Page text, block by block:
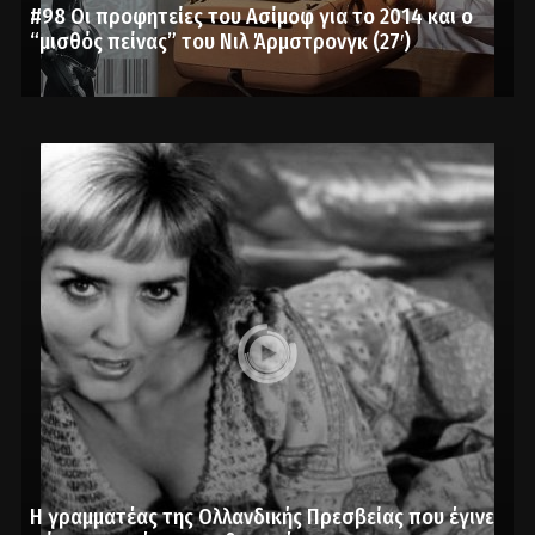
#98 Οι προφητείες του Ασίμοφ για το 2014 και ο
“μισθός πείνας” του Νιλ Άρμστρονγκ (27′)
Η γραμματέας της Ολλανδικής Πρεσβείας που έγινε